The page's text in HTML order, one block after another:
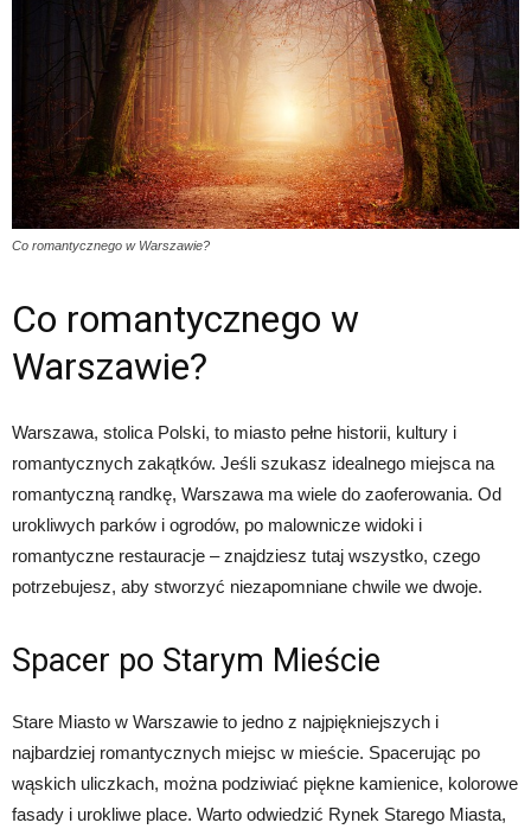
Co romantycznego w Warszawie?
Co romantycznego w
Warszawie?
Warszawa, stolica Polski, to miasto pełne historii, kultury i
romantycznych zakątków. Jeśli szukasz idealnego miejsca na
romantyczną randkę, Warszawa ma wiele do zaoferowania. Od
urokliwych parków i ogrodów, po malownicze widoki i
romantyczne restauracje – znajdziesz tutaj wszystko, czego
potrzebujesz, aby stworzyć niezapomniane chwile we dwoje.
Spacer po Starym Mieście
Stare Miasto w Warszawie to jedno z najpiękniejszych i
najbardziej romantycznych miejsc w mieście. Spacerując po
wąskich uliczkach, można podziwiać piękne kamienice, kolorowe
fasady i urokliwe place. Warto odwiedzić Rynek Starego Miasta,